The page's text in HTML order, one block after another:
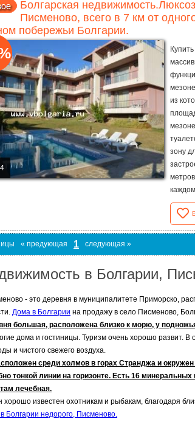
Болгарская
Писменово, всего в 7 км от
побережьи Болгарии.
из
зону
« предующая 1 следующая »
в Болгарии,
- это деревня в муниципалитете Приморско,
Дома в Болгарии на продажу в село Писменово,
большая, расположена близко к морю, у
дома и гостиницы. Туризм очень хорошо развит. В
и чистого свежего воздуха.
среди холмов в горах Странджа и
тонкой линии на горизонте. Есть 16
лечебная.
хорошо известен охотникам и рыбакам, благодаря
Болгарии недорого, Писменово.